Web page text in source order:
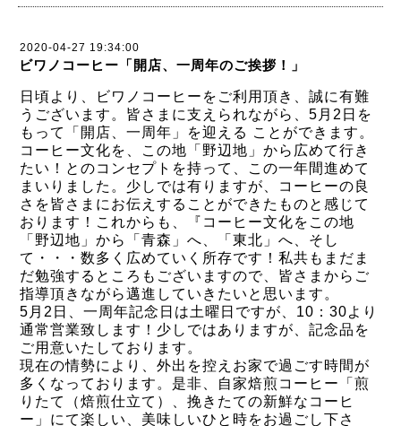
2020-04-27 19:34:00
ビワノコーヒー「開店、一周年のご挨拶！」
日頃より、ビワノコーヒーをご利用頂き、誠に有難
うございます。皆さまに支えられながら、5月2日を
もって「開店、一周年」を迎える ことができます。
コーヒー文化を、この地「野辺地」から広めて行き
たい！とのコンセプトを持って、この一年間進めて
まいりました。少しでは有りますが、コーヒーの良
さを皆さまにお伝えすることができたものと感じて
おります！これからも、『コーヒー文化をこの地
「野辺地」から「青森」へ、「東北」へ、そし
て・・・数多く広めていく所存です！私共もまだま
だ勉強するところもございますので、皆さまからご
指導頂きながら邁進していきたいと思います。
5月2日、一周年記念日は土曜日ですが、10：30より
通常営業致します！少しではありますが、記念品を
ご用意いたしております。
現在の情勢により、外出を控えお家で過ごす時間が
多くなっております。是非、自家焙煎コーヒー「煎
りたて（焙煎仕立て）、挽きたての新鮮なコーヒ
ー」にて楽しい、美味しいひと時をお過ごし下さ